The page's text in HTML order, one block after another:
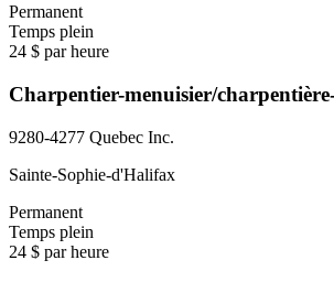
Permanent
Temps plein
24 $ par heure
Charpentier-menuisier/
9280-4277 Quebec Inc.
Sainte-Sophie-d'Halifax
Permanent
Temps plein
24 $ par heure